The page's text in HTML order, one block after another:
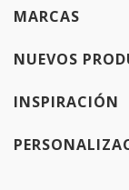
MARCAS
NUEVOS
INSPIRACIÓN